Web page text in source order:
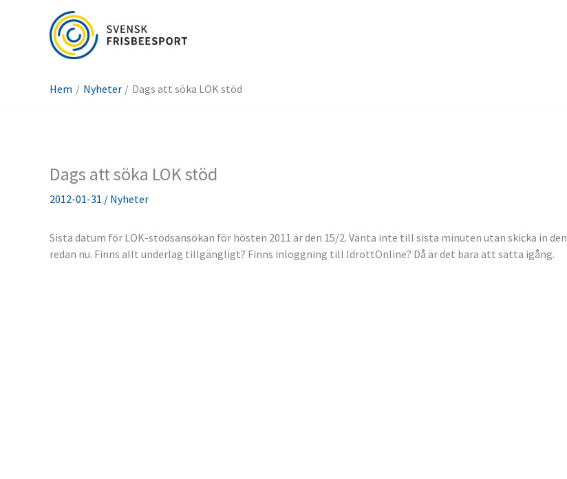
Hem Nyheter Dags att söka LOK stöd
Dags att söka LOK stöd
2012-01-31 / Nyheter
Sista datum för LOK-stödsansökan för hösten 2011 är den 15/2. Vänta inte till sista minuten utan skicka in den
redan nu. Finns allt underlag tillgängligt? Finns inloggning till IdrottOnline? Då är det bara att sätta igång.